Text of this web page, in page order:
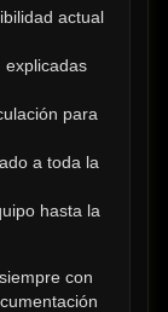
actual
explicadas
para
a toda la
hasta la
con